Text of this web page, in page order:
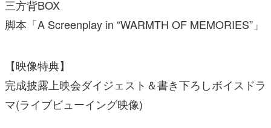
三方背BOX
脚本「A Screenplay in “WARMTH OF MEMORIES”」
【映像特典】
完成披露上映会ダイジェスト＆書き下ろしボイスドラ
マ(ライブビューイング映像)